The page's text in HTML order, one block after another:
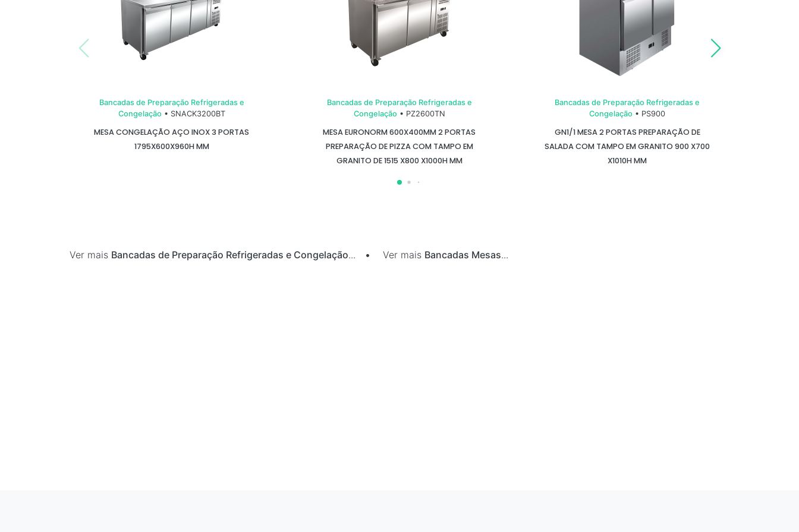
Bancadas de Preparação Refrigeradas e
Congelação • SNACK3200BT
MESA CONGELAÇÃO AÇO INOX 3 PORTAS
1795X600X960H MM
Bancadas de Preparação Refrigeradas e
Congelação • PZ2600TN
MESA EURONORM 600X400MM 2 PORTAS
PREPARAÇÃO DE PIZZA COM TAMPO EM
GRANITO DE 1515 X800 X1000H MM
Bancadas de Preparação Refrigeradas e
Congelação • PS900
GN1/1 MESA 2 PORTAS PREPARAÇÃO DE
SALADA COM TAMPO EM GRANITO 900 X700
X1010H MM
Ver mais Bancadas de Preparação Refrigeradas e Congelação... • Ver mais Bancadas Mesas...